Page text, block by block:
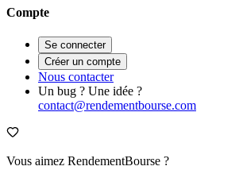
Compte
Se connecter
Créer un compte
Nous contacter
Un bug ? Une idée ?
contact@rendementbourse.com
Vous aimez RendementBourse ?